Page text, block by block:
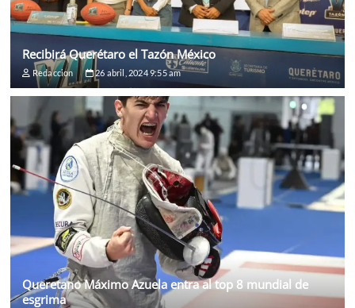
Recibirá Querétaro el Tazón México
Redaccion 26 abril, 2024 9:55 am
Queretano Máximo Azuela entra al top 8 mundial de
esgrima